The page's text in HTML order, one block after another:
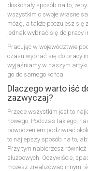
doskonały sposób na to,
wszystkim o swoje własne
mózg, a także poczujesz się
jednak wybrać się do pracy
Pracując w województwie
czasu wybrać się do pracy
wyjaśniamy w naszym
go do samego końca.
Dlaczego warto iść
zazwyczaj?
Przede wszystkim jest to
nowego. Podczas takiego,
powodzeniem podziwiać
to najlepszy sposób na to,
Przy tym nabierzesz również
służbowych. Oczywiście,
możesz zrealizować innymi